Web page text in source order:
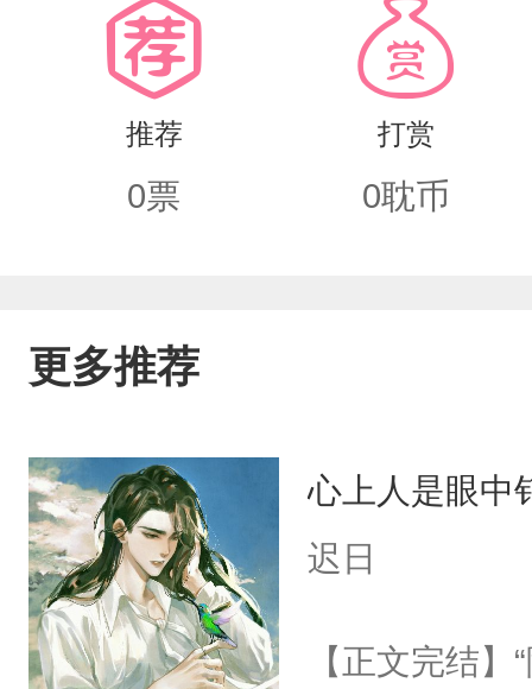
推荐
0票
打赏
0耽币
更多推荐
心上人是眼中
迟日
【正文完结